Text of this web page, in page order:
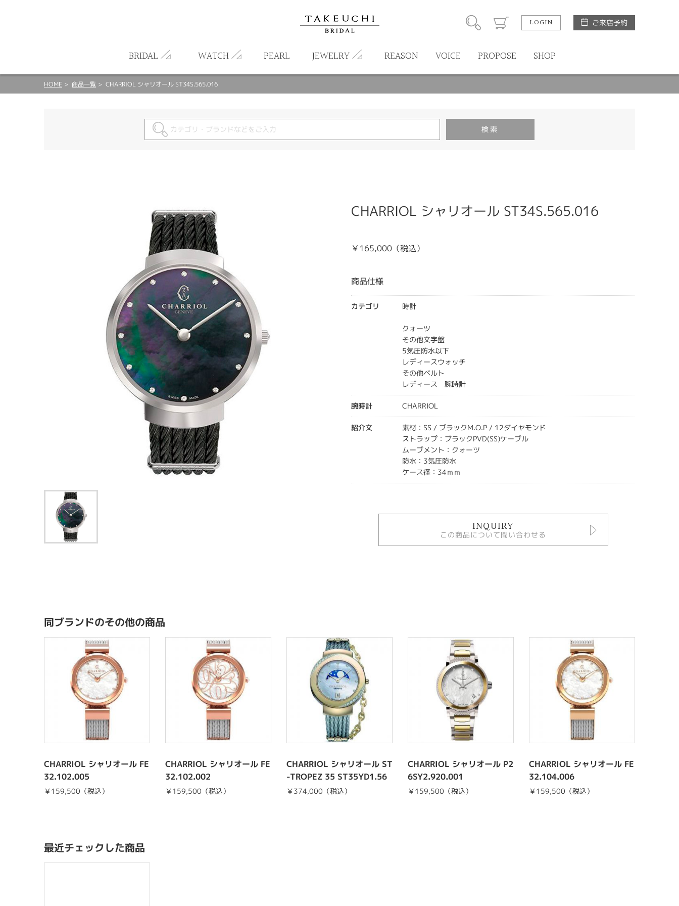
LOGIN ご来店予約
BRIDAL WATCH PEARL JEWELRY REASON VOICE PROPOSE SHOP
HOME 商品一覧 CHARRIOL シャリオール ST34S.565.016
CHARRIOL シャリオール ST34S.565.016
￥165,000（税込）
商品仕様
カテゴリ 時計
クォーツ
その他文字盤
5気圧防水以下
レディースウォッチ
その他ベルト
レディース 腕時計
腕時計 CHARRIOL
紹介文
素材：SS / ブラックM.O.P / 12ダイヤモンド
ストラップ：ブラックPVD(SS)ケーブル
ムーブメント：クォーツ
防水：3気圧防水
ケース径：34ｍｍ
INQUIRY
この商品について問い合わせる
同ブランドのその他の商品
CHARRIOL シャリオール FE
32.102.005
￥159,500（税込）
CHARRIOL シャリオール FE
32.102.002
￥159,500（税込）
CHARRIOL シャリオール ST
-TROPEZ 35 ST35YD1.56
0.009
￥374,000（税込）
CHARRIOL シャリオール P2
6SY2.920.001
￥159,500（税込）
CHARRIOL シャリオール FE
32.104.006
￥159,500（税込）
最近チェックした商品